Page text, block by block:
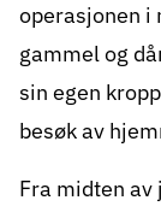
operasjonen i
gammel og
sin egen
besøk av
Fra midten av